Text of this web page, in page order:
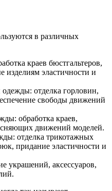
в различных
краев бюстгальтеров,
изделиям эластичности и
отделка горловин,
свободы движений
обработка краев,
движений моделей.
отделка трикотажных
придание эластичности и
украшений, аксессуаров,